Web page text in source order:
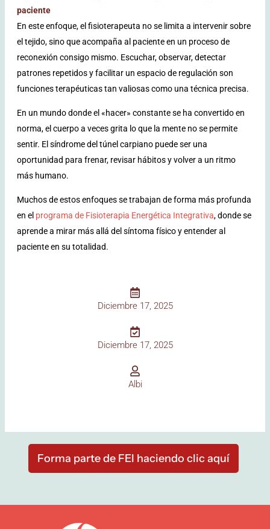
paciente
En este enfoque, el fisioterapeuta no se limita a intervenir sobre
el tejido, sino que acompaña al paciente en un proceso de
reconexión consigo mismo. Escuchar, observar, detectar
patrones repetidos y facilitar un espacio de regulación son
funciones terapéuticas tan valiosas como una técnica precisa.
En un mundo donde el «hacer» constante se ha convertido en
norma, el cuerpo a veces grita lo que la mente no se permite
sentir. El síndrome del túnel carpiano puede ser una
oportunidad para frenar, revisar hábitos y volver a un ritmo
más humano.
Muchos de estos enfoques se trabajan de forma más profunda
en el programa de Fisioterapia Energética Integrativa, donde se
aprende a mirar más allá del síntoma físico y entender al
paciente en su totalidad.
Diciembre 17, 2025
Diciembre 17, 2025
Albi
Forma parte de FEI haciendo clic aquí